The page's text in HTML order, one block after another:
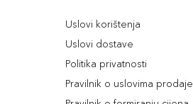
Uslovi korištenja
Uslovi dostave
Politika privatnosti
Pravilnik o uslovima prodaje